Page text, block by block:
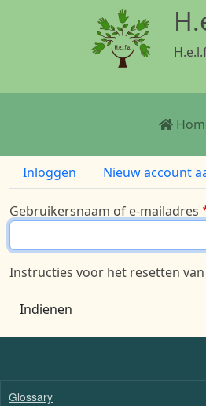
Overslaan en naar de inhoud gaan
Primaire tabs
Inloggen Nieuw account
Gebruikersnaam of e-mailadres
Instructies voor het resetten
Indienen
Glossary